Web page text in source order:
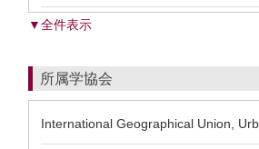
▼全件表示
所属学協会
International Geographical Union,